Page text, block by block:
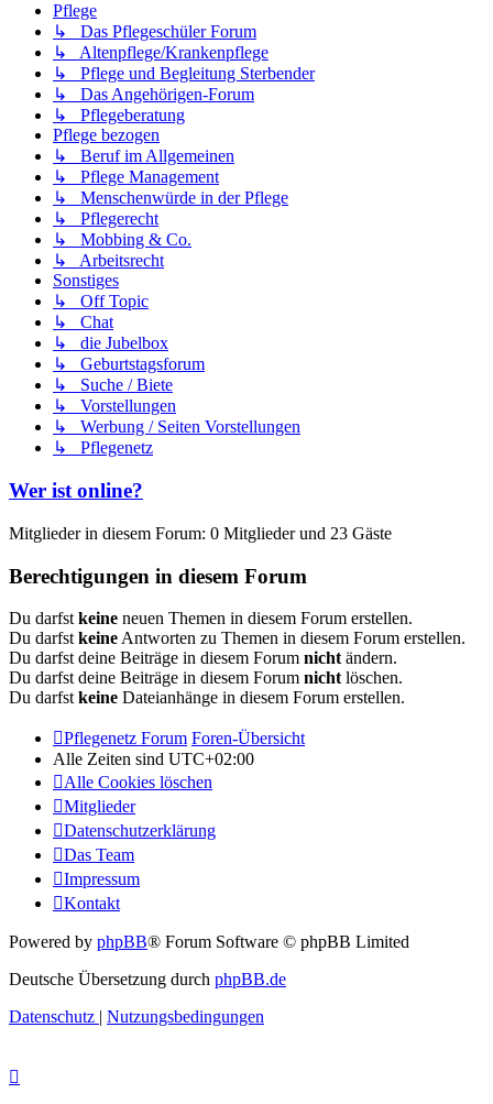
Pflege
↳ Das Pflegeschüler Forum
↳ Altenpflege/Krankenpflege
↳ Pflege und Begleitung Sterbender
↳ Das Angehörigen-Forum
↳ Pflegeberatung
Pflege bezogen
↳ Beruf im Allgemeinen
↳ Pflege Management
↳ Menschenwürde in der Pflege
↳ Pflegerecht
↳ Mobbing & Co.
↳ Arbeitsrecht
Sonstiges
↳ Off Topic
↳ Chat
↳ die Jubelbox
↳ Geburtstagsforum
↳ Suche / Biete
↳ Vorstellungen
↳ Werbung / Seiten Vorstellungen
↳ Pflegenetz
Wer ist online?
Mitglieder in diesem Forum: 0 Mitglieder und 23 Gäste
Berechtigungen in diesem Forum
Du darfst keine neuen Themen in diesem Forum erstellen.
Du darfst keine Antworten zu Themen in diesem Forum erstellen.
Du darfst deine Beiträge in diesem Forum nicht ändern.
Du darfst deine Beiträge in diesem Forum nicht löschen.
Du darfst keine Dateianhänge in diesem Forum erstellen.
Pflegenetz Forum Foren-Übersicht
Alle Zeiten sind UTC+02:00
Alle Cookies löschen
Mitglieder
Datenschutzerklärung
Das Team
Impressum
Kontakt
Powered by phpBB® Forum Software © phpBB Limited
Deutsche Übersetzung durch phpBB.de
Datenschutz | Nutzungsbedingungen